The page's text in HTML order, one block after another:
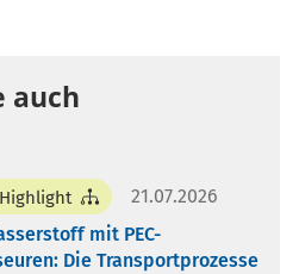
auch
21.07.2026
mit PEC-
Die Transportprozesse